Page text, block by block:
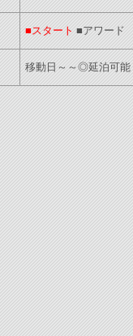
■スタート ■アワード
移動日～～ ◎延泊可能